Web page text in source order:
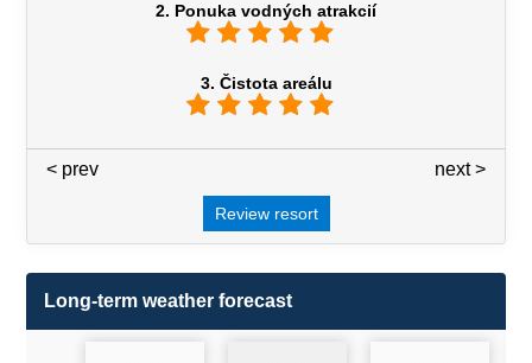
2. Ponuka vodných atrakcií
3. Čistota areálu
next >
< prev
Review resort
Long-term weather forecast